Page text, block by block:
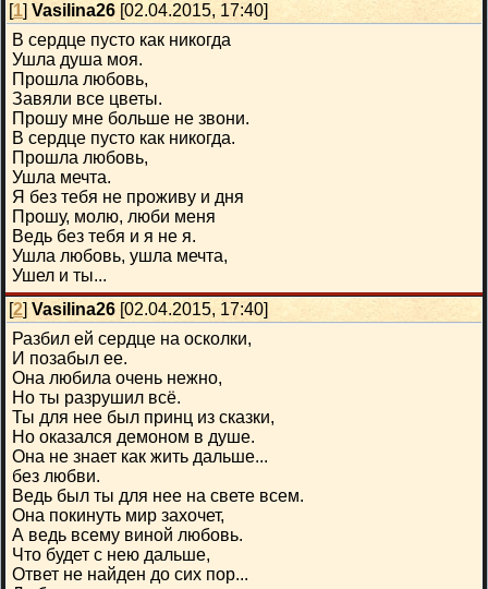
[1] Vasilina26 [02.04.2015, 17:40]
В сердце пусто как никогда
Ушла душа моя.
Прошла любовь,
Завяли все цветы.
Прошу мне больше не звони.
В сердце пусто как никогда.
Прошла любовь,
Ушла мечта.
Я без тебя не проживу и дня
Прошу, молю, люби меня
Ведь без тебя и я не я.
Ушла любовь, ушла мечта,
Ушел и ты...
[2] Vasilina26 [02.04.2015, 17:40]
Разбил ей сердце на осколки,
И позабыл ее.
Она любила очень нежно,
Но ты разрушил всё.
Ты для нее был принц из сказки,
Но оказался демоном в душе.
Она не знает как жить дальше...
без любви.
Ведь был ты для нее на свете всем.
Она покинуть мир захочет,
А ведь всему виной любовь.
Что будет с нею дальше,
Ответ не найден до сих пор...